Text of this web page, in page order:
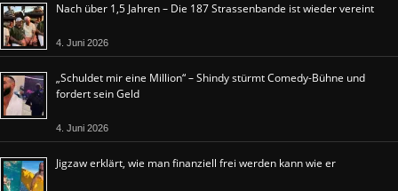
Nach über 1,5 Jahren – Die 187 Strassenbande ist wieder vereint
4. Juni 2026
„Schuldet mir eine Million“ – Shindy stürmt Comedy-Bühne und
fordert sein Geld
4. Juni 2026
Jigzaw erklärt, wie man finanziell frei werden kann wie er